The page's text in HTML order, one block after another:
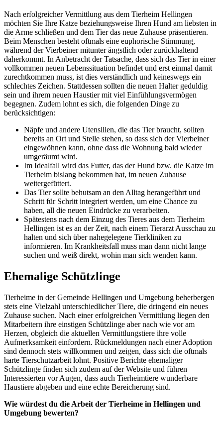
Nach erfolgreicher Vermittlung aus dem Tierheim Hellingen
möchten Sie Ihre Katze beziehungsweise Ihren Hund am liebsten in
die Arme schließen und dem Tier das neue Zuhause präsentieren.
Beim Menschen besteht oftmals eine euphorische Stimmung,
während der Vierbeiner mitunter ängstlich oder zurückhaltend
daherkommt. In Anbetracht der Tatsache, dass sich das Tier in einer
vollkommen neuen Lebenssituation befindet und erst einmal damit
zurechtkommen muss, ist dies verständlich und keineswegs ein
schlechtes Zeichen. Stattdessen sollten die neuen Halter geduldig
sein und ihrem neuen Haustier mit viel Einfühlungsvermögen
begegnen. Zudem lohnt es sich, die folgenden Dinge zu
berücksichtigen:
Näpfe und andere Utensilien, die das Tier braucht, sollten
bereits an Ort und Stelle stehen, so dass sich der Vierbeiner
eingewöhnen kann, ohne dass die Wohnung bald wieder
umgeräumt wird.
Im Idealfall wird das Futter, das der Hund bzw. die Katze im
Tierheim bislang bekommen hat, im neuen Zuhause
weitergefüttert.
Das Tier sollte behutsam an den Alltag herangeführt und
Schritt für Schritt integriert werden, um eine Chance zu
haben, all die neuen Eindrücke zu verarbeiten.
Spätestens nach dem Einzug des Tieres aus dem Tierheim
Hellingen ist es an der Zeit, nach einem Tierarzt Ausschau zu
halten und sich über nahegelegene Tierkliniken zu
informieren. Im Krankheitsfall muss man dann nicht lange
suchen und weiß direkt, wohin man sich wenden kann.
Ehemalige Schützlinge
Tierheime in der Gemeinde Hellingen und Umgebung beherbergen
stets eine Vielzahl unterschiedlicher Tiere, die dringend ein neues
Zuhause suchen. Nach einer erfolgreichen Vermittlung liegen den
Mitarbeitern ihre einstigen Schützlinge aber nach wie vor am
Herzen, obgleich die aktuellen Vermittlungstiere ihre volle
Aufmerksamkeit einfordern. Rückmeldungen nach einer Adoption
sind dennoch stets willkommen und zeigen, dass sich die oftmals
harte Tierschutzarbeit lohnt. Positive Berichte ehemaliger
Schützlinge finden sich zudem auf der Website und führen
Interessierten vor Augen, dass auch Tierheimtiere wunderbare
Haustiere abgeben und eine echte Bereicherung sind.
Wie würdest du die Arbeit der Tierheime in Hellingen und
Umgebung bewerten?